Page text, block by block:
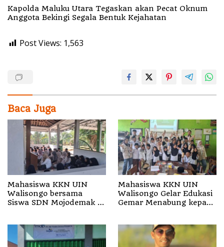
Kapolda Maluku Utara Tegaskan akan Pecat Oknum
Anggota Bekingi Segala Bentuk Kejahatan
Post Views: 1,563
Baca Juga
Mahasiswa KKN UIN
Walisongo bersama
Siswa SDN Mojodemak 3
Mahasiswa KKN UIN
Walisongo Gelar Edukasi
Gemar Menabung kepada